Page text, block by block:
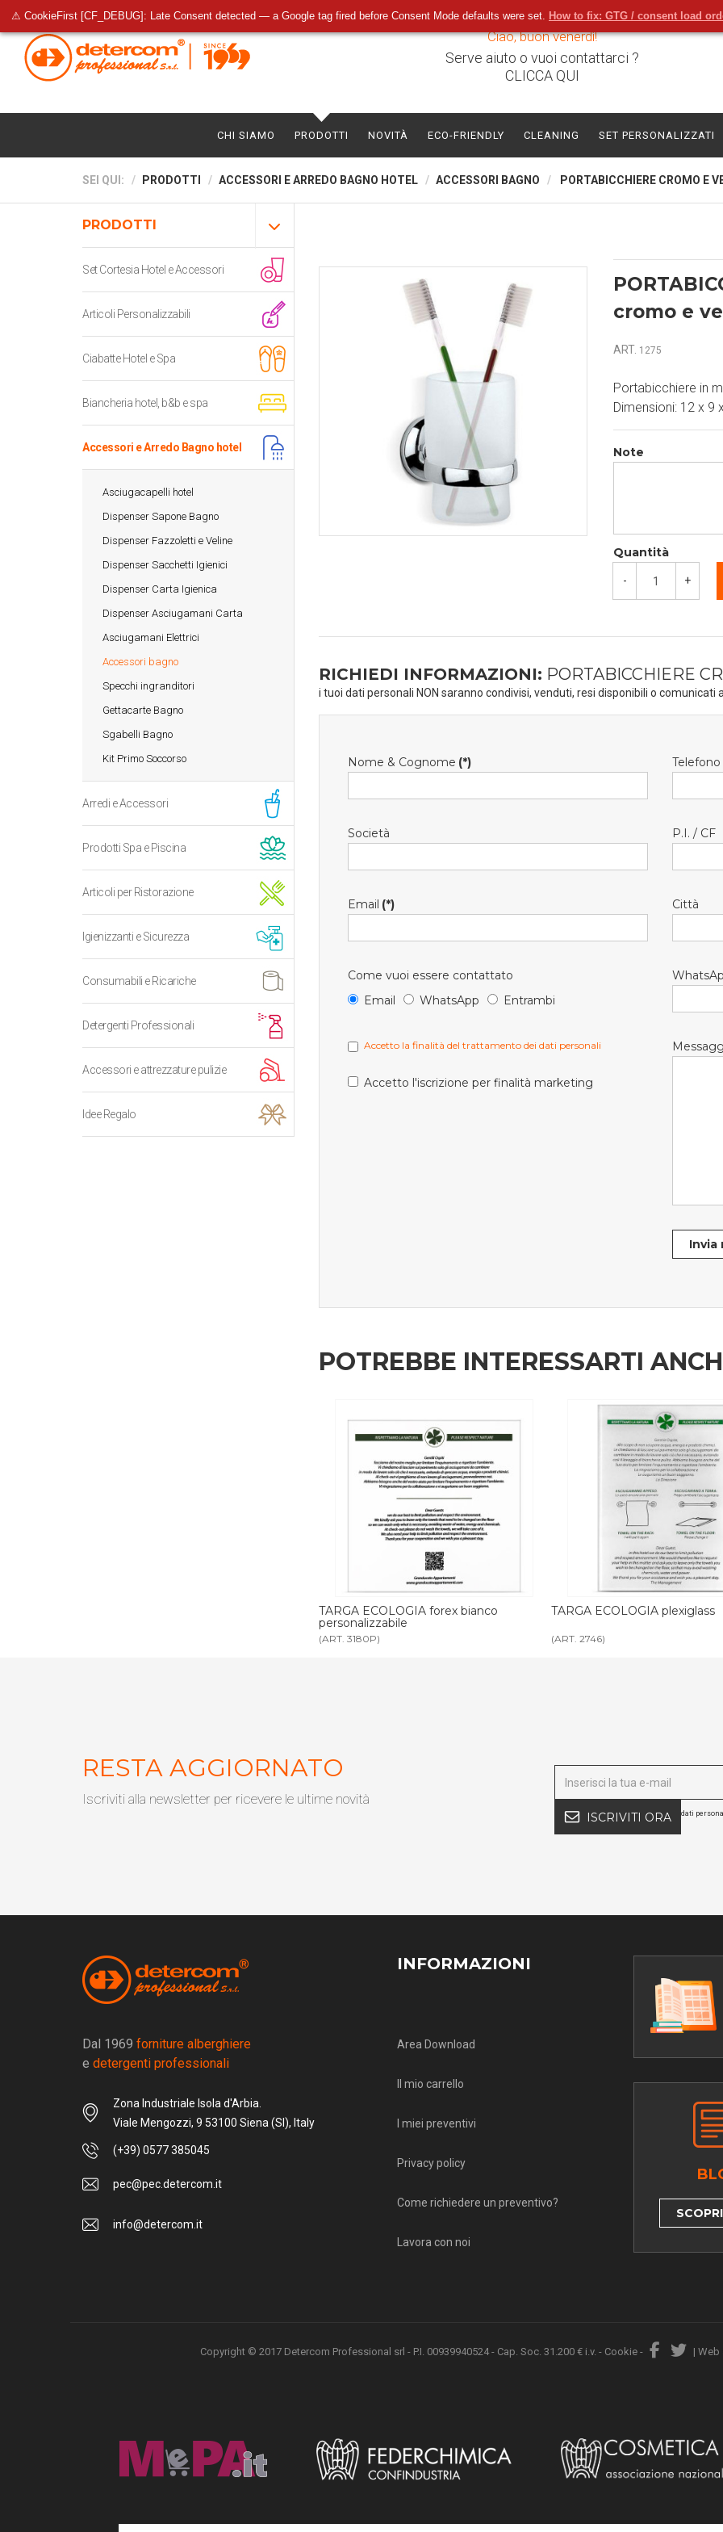
⚠ CookieFirst [CF_DEBUG]: Late Consent detected — a Google tag fired before Consent Mode defaults were set. How to fix: GTG / consent load
Ciao, buon venerdì!
Serve aiuto o vuoi contattarci ?
CLICCA QUI
CHI SIAMO PRODOTTI NOVITÀ ECO-FRIENDLY CLEANING SET PERSONALIZZATI
SEI QUI: PRODOTTI ACCESSORI E ARREDO BAGNO HOTEL ACCESSORI BAGNO PORTABICCHIERE CROMO E
PRODOTTI
Set Cortesia Hotel e Accessori
Articoli Personalizzabili
Ciabatte Hotel e Spa
Biancheria hotel, b&b e spa
Accessori e Arredo Bagno hotel
Asciugacapelli hotel
Dispenser Sapone Bagno
Dispenser Fazzoletti e Veline
Dispenser Sacchetti Igienici
Dispenser Carta Igienica
Dispenser Asciugamani Carta
Asciugamani Elettrici
Accessori bagno
Specchi ingranditori
Gettacarte Bagno
Sgabelli Bagno
Kit Primo Soccorso
Arredi e Accessori
Prodotti Spa e Piscina
Articoli per Ristorazione
Igienizzanti e Sicurezza
Consumabili e Ricariche
Detergenti Professionali
Accessori e attrezzature pulizie
Idee Regalo
cromo e
ART. 1275
Portabicchiere in
Dimensioni: 12 x 9
Note
Quantità
- +
RICHIEDI INFORMAZIONI: PORTABICCHIERE
i tuoi dati personali NON saranno condivisi, venduti, resi disponibili o comunicati
Nome & Cognome (*) Telefono
Società P.I. / CF
Email (*) Città
Come vuoi essere contattato
Email
WhatsApp Entrambi
Accetto la finalità del trattamento dei dati personali
Accetto l'iscrizione per finalità marketing
Invia
POTREBBE INTERESSARTI
TARGA ECOLOGIA plexiglass
(ART. 2746)
BICCHIERE
(ART. 2803)
RESTA AGGIORNATO
Iscriviti alla newsletter per ricevere le ultime novità
ISCRIVITI ORA dati
Dal 1969 forniture alberghiere
e detergenti professionali
Zona Industriale Isola d'Arbia.
Viale Mengozzi, 9 53100 Siena (SI), Italy
(+39) 0577 385045
pec@pec.detercom.it
info@detercom.it
INFORMAZIONI
Area Download
Il mio carrello
I miei preventivi
Privacy policy
Come richiedere un preventivo?
Lavora con noi
Copyright © 2017 Detercom Professional srl - P.I. 00939940524 - Cap. Soc. 31.200 € i.v. - Cookie - | Web